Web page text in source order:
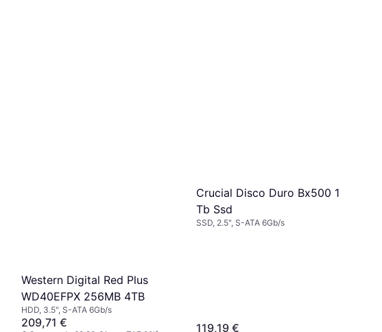
Western Digital Red Plus
WD40EFPX 256MB 4TB
HDD, 3.5", S-ATA 6Gb/s
209,71 €
Crucial Disco Duro Bx500 1
Tb Ssd
SSD, 2.5", S-ATA 6Gb/s
119,19 €